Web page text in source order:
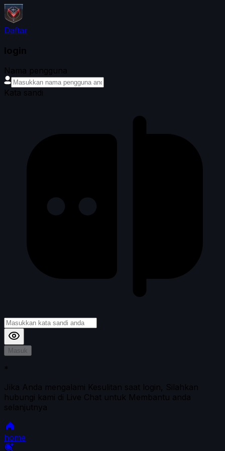
Daftar
login
Nama pengguna
Kata sandi
Masuk
*
Jika Anda mengalami Kesulitan saat login, Silahkan
hubungi kami di Live Chat untuk Membantu anda
selanjutnya
home